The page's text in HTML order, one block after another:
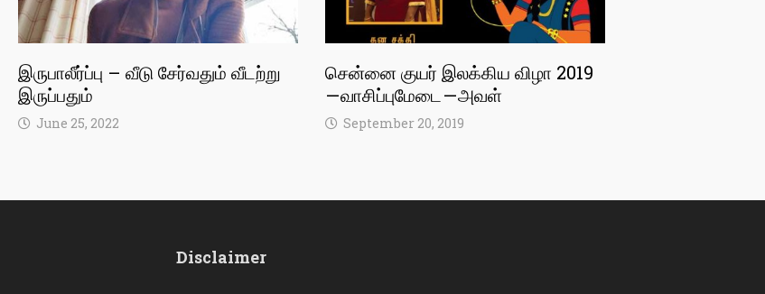
இருபாலீர்ப்பு – வீடு சேர்வதும் வீடற்று
இருப்பதும்
June 25, 2022
சென்னை குயர் இலக்கிய விழா 2019
— வாசிப்புமேடை — அவள்
September 20, 2019
Disclaimer